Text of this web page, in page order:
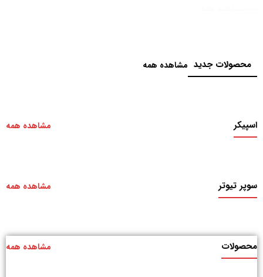
محصولات جدید مشاهده همه
اسپیکر مشاهده همه
سوپر تیوتر مشاهده همه
محصولات مشاهده همه